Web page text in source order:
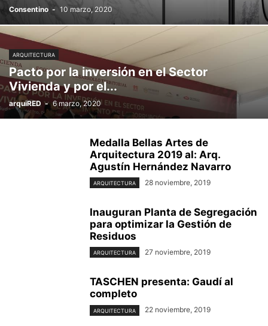
Consentino - 10 marzo, 2020
ARQUITECTURA
Pacto por la inversión en el Sector
Vivienda y por el...
arquiRED - 6 marzo, 2020
Medalla Bellas Artes de
Arquitectura 2019 al: Arq.
Agustín Hernández Navarro
ARQUITECTURA 28 noviembre, 2019
Inauguran Planta de Segregación
para optimizar la Gestión de
Residuos
ARQUITECTURA 27 noviembre, 2019
TASCHEN presenta: Gaudí al
completo
ARQUITECTURA 22 noviembre, 2019